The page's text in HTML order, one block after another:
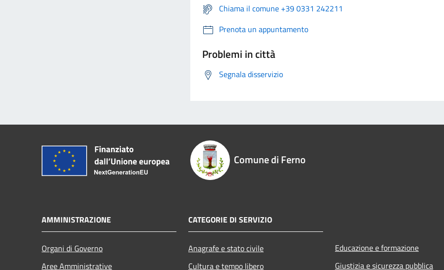
Chiama il comune +39 0331 242211
Prenota un appuntamento
Problemi in città
Segnala disservizio
Comune di Ferno
AMMINISTRAZIONE
Organi di Governo
Aree Amministrative
CATEGORIE DI SERVIZIO
Anagrafe e stato civile
Cultura e tempo libero
Educazione e formazione
Giustizia e sicurezza pubblica